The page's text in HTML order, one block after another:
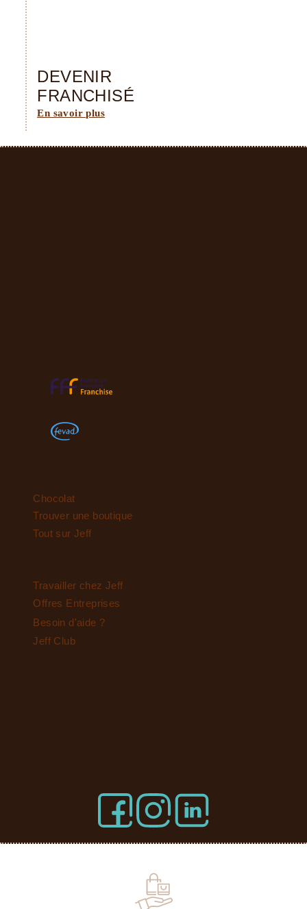
DEVENIR
FRANCHISÉ
En savoir plus
Chocolat
Trouver une boutique
Tout sur Jeff
Travailler chez Jeff
Offres Entreprises
Besoin d'aide ?
Jeff Club